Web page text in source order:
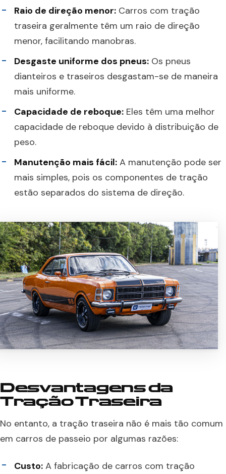
Raio de direção menor: Carros com tração
traseira geralmente têm um raio de direção
menor, facilitando manobras.
Desgaste uniforme dos pneus: Os pneus
dianteiros e traseiros desgastam-se de maneira
mais uniforme.
Capacidade de reboque: Eles têm uma melhor
capacidade de reboque devido à distribuição de
peso.
Manutenção mais fácil: A manutenção pode ser
mais simples, pois os componentes de tração
estão separados do sistema de direção.
Desvantagens da
Tração Traseira
No entanto, a tração traseira não é mais tão comum
em carros de passeio por algumas razões:
Custo: A fabricação de carros com tração